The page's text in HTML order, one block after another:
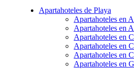
Apartahoteles de Playa
Apartahoteles en
Apartahoteles en
Apartahoteles en
Apartahoteles en
Apartahoteles en
Apartahoteles en